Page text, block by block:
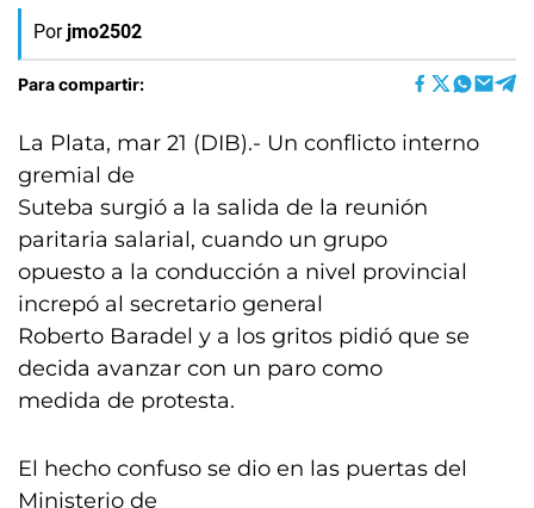
Por jmo2502
Para compartir:
La Plata, mar 21 (DIB).- Un conflicto interno
gremial de
Suteba surgió a la salida de la reunión
paritaria salarial, cuando un grupo
opuesto a la conducción a nivel provincial
increpó al secretario general
Roberto Baradel y a los gritos pidió que se
decida avanzar con un paro como
medida de protesta.
El hecho confuso se dio en las puertas del
Ministerio de